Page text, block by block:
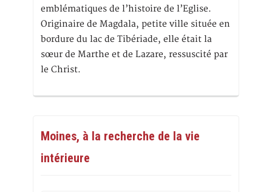
emblématiques de l’histoire de l’Eglise.
Originaire de Magdala, petite ville située en
bordure du lac de Tibériade, elle était la
sœur de Marthe et de Lazare, ressuscité par
le Christ.
Moines, à la recherche de la vie
intérieure